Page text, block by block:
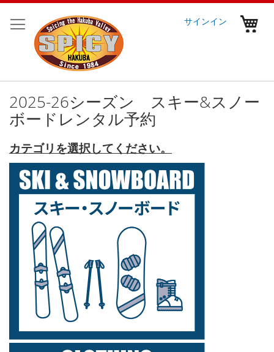
ン
テ
ス
キ
ッ
プ
サインイン
2025-26シーズン スキー&スノー
ボードレンタル予約
カテゴリを選択してください。